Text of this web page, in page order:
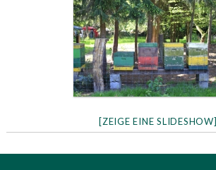
[ZEIGE EINE SLIDESHOW]